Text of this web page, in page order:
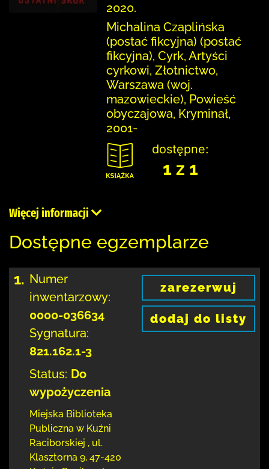
2020.
Michalina Czaplińska
(postać fikcyjna) (postać
fikcyjna), Cyrk, Artyści
cyrkowi, Złotnictwo,
Warszawa (woj.
mazowieckie), Powieść
obyczajowa, Kryminał,
2001-
dostępne:
1 z 1
Więcej informacji
Dostępne egzemplarze
1. Numer
inwentarzowy:
0000-036634
Sygnatura:
821.162.1-3
Status: Do
wypożyczenia
Miejska Biblioteka
Publiczna w Kuźni
Raciborskiej , ul.
Klasztorna 9, 47-420
zarezerwuj
dodaj do listy